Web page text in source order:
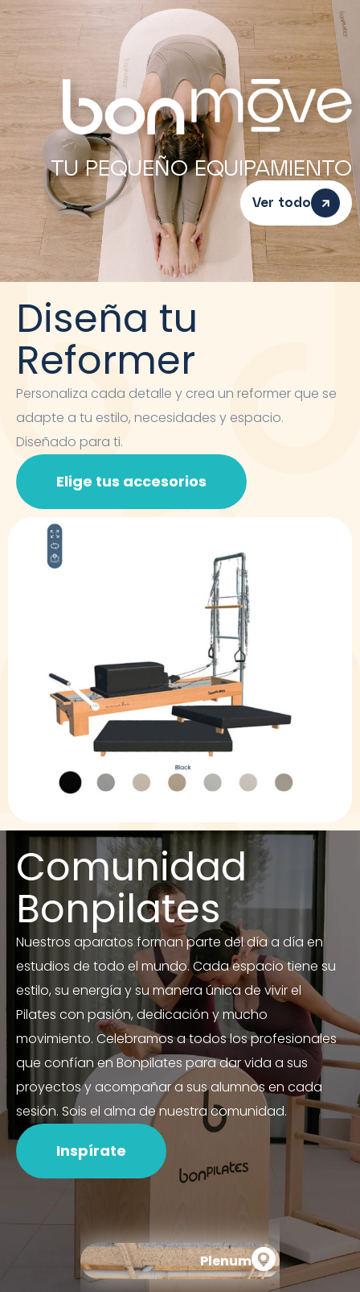
TU PEQUEÑO EQUIPAMIENTO
Ver todo
Diseña tu
Reformer
Personaliza cada detalle y crea un reformer que se
adapte a tu estilo, necesidades y espacio.
Diseñado para ti.
Elige tus accesorios
Comunidad
Bonpilates
Nuestros aparatos forman parte del día a día en
estudios de todo el mundo. Cada espacio tiene su
estilo, su energía y su manera única de vivir el
Pilates con pasión, dedicación y mucho
movimiento. Celebramos a todos los profesionales
que confían en Bonpilates para dar vida a sus
proyectos y acompañar a sus alumnos en cada
sesión. Sois el alma de nuestra comunidad.
Inspírate
Plenum